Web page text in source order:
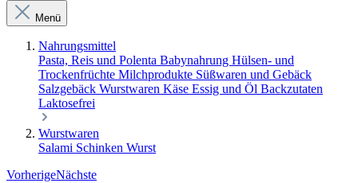
Menü
Nahrungsmittel
Pasta, Reis und Polenta Babynahrung Hülsen- und
Trockenfrüchte Milchprodukte Süßwaren und Gebäck
Salzgebäck Wurstwaren Käse Essig und Öl Backzutaten
Laktosefrei
Wurstwaren
Salami Schinken Wurst
VorherigeNächste